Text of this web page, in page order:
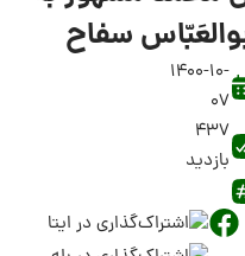
سفاح
1400-10-
07
437
بازدید